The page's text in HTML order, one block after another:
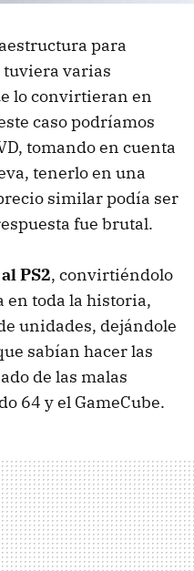
para
tuviera varias
lo convirtieran en
caso podríamos
tomando en cuenta
tenerlo en una
similar podía ser
fue brutal.
PS2, convirtiéndolo
en toda la historia,
unidades, dejándole
sabían hacer las
de las malas
64 y el GameCube.